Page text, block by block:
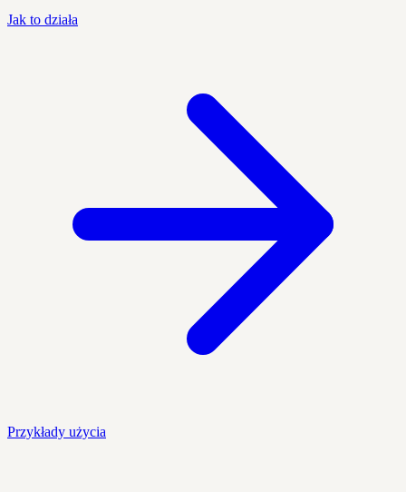
Jak to działa
Przykłady użycia